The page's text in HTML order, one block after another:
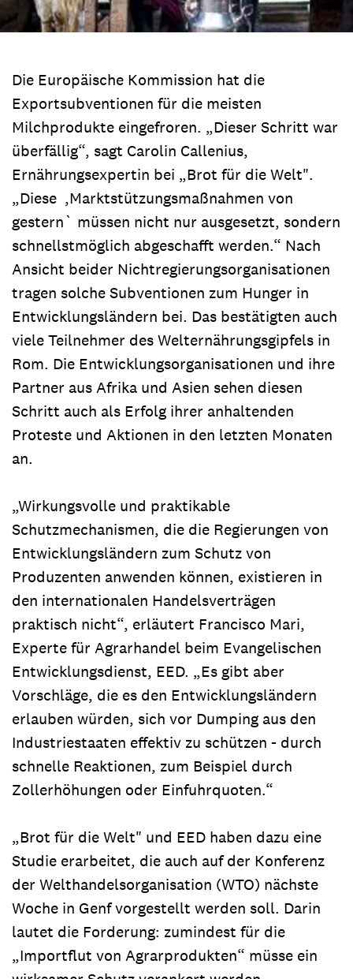
Die Europäische Kommission hat die
Exportsubventionen für die meisten
Milchprodukte eingefroren. „Dieser Schritt war
überfällig“, sagt Carolin Callenius,
Ernährungsexpertin bei „Brot für die Welt".
„Diese ,Marktstützungsmaßnahmen von
gestern` müssen nicht nur ausgesetzt, sondern
schnellstmöglich abgeschafft werden.“ Nach
Ansicht beider Nichtregierungsorganisationen
tragen solche Subventionen zum Hunger in
Entwicklungsländern bei. Das bestätigten auch
viele Teilnehmer des Welternährungsgipfels in
Rom. Die Entwicklungsorganisationen und ihre
Partner aus Afrika und Asien sehen diesen
Schritt auch als Erfolg ihrer anhaltenden
Proteste und Aktionen in den letzten Monaten
an.
„Wirkungsvolle und praktikable
Schutzmechanismen, die die Regierungen von
Entwicklungsländern zum Schutz von
Produzenten anwenden können, existieren in
den internationalen Handelsverträgen
praktisch nicht“, erläutert Francisco Mari,
Experte für Agrarhandel beim Evangelischen
Entwicklungsdienst, EED. „Es gibt aber
Vorschläge, die es den Entwicklungsländern
erlauben würden, sich vor Dumping aus den
Industriestaaten effektiv zu schützen - durch
schnelle Reaktionen, zum Beispiel durch
Zollerhöhungen oder Einfuhrquoten.“
„Brot für die Welt" und EED haben dazu eine
Studie erarbeitet, die auch auf der Konferenz
der Welthandelsorganisation (WTO) nächste
Woche in Genf vorgestellt werden soll. Darin
lautet die Forderung: zumindest für die
„Importflut von Agrarprodukten“ müsse ein